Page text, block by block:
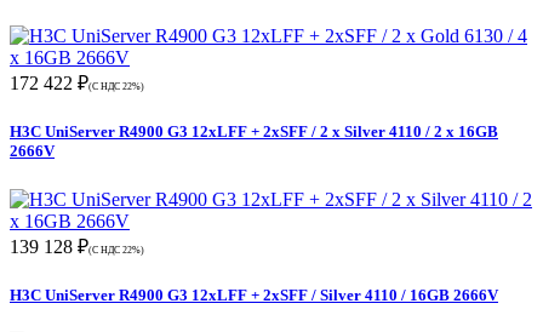
172 422 ₽(С НДС 22%)
H3C UniServer R4900 G3 12xLFF + 2xSFF / 2 x Silver 4110 / 2 x 16GB
2666V
139 128 ₽(С НДС 22%)
H3C UniServer R4900 G3 12xLFF + 2xSFF / Silver 4110 / 16GB 2666V